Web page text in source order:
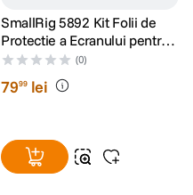
SmallRig 5892 Kit Folii de
Protectie a Ecranului pentru
DJI Osmo Action 6
(0)
7999 lei